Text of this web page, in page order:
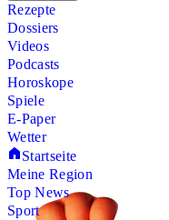
Rezepte
Dossiers
Videos
Podcasts
Horoskope
Spiele
E-Paper
Wetter
Startseite
Meine Region
Top News
Sport